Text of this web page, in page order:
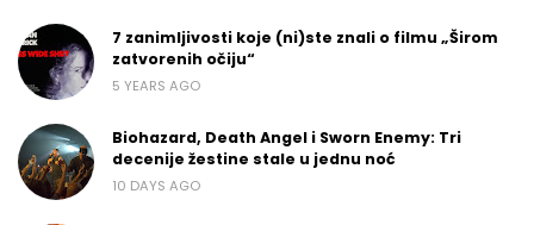
7 zanimljivosti koje (ni)ste znali o filmu „Širom
zatvorenih očiju“
5 YEARS AGO
Biohazard, Death Angel i Sworn Enemy: Tri
decenije žestine stale u jednu noć
10 DAYS AGO